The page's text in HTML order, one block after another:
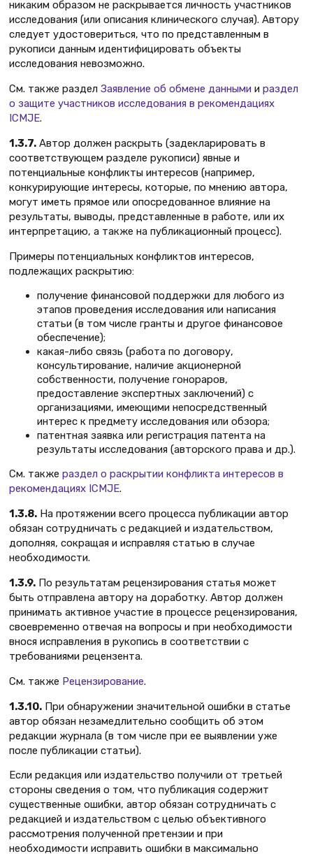
никаким образом не раскрывается личность участников
исследования (или описания клинического случая). Автору
следует удостовериться, что по представленным в
рукописи данным идентифицировать объекты
исследования невозможно.
См. также раздел Заявление об обмене данными и раздел
о защите участников исследования в рекомендациях
ICMJE.
1.3.7. Автор должен раскрыть (задекларировать в
соответствующем разделе рукописи) явные и
потенциальные конфликты интересов (например,
конкурирующие интересы, которые, по мнению автора,
могут иметь прямое или опосредованное влияние на
результаты, выводы, представленные в работе, или их
интерпретацию, а также на публикационный процесс).
Примеры потенциальных конфликтов интересов,
подлежащих раскрытию:
получение финансовой поддержки для любого из
этапов проведения исследования или написания
статьи (в том числе гранты и другое финансовое
обеспечение);
какая-либо связь (работа по договору,
консультирование, наличие акционерной
собственности, получение гонораров,
предоставление экспертных заключений) с
организациями, имеющими непосредственный
интерес к предмету исследования или обзора;
патентная заявка или регистрация патента на
результаты исследования (авторского права и др.).
См. также раздел о раскрытии конфликта интересов в
рекомендациях ICMJE.
1.3.8. На протяжении всего процесса публикации автор
обязан сотрудничать с редакцией и издательством,
дополняя, сокращая и исправляя статью в случае
необходимости.
1.3.9. По результатам рецензирования статья может
быть отправлена автору на доработку. Автор должен
принимать активное участие в процессе рецензирования,
своевременно отвечая на вопросы и при необходимости
внося исправления в рукопись в соответствии с
требованиями рецензента.
См. также Рецензирование.
1.3.10. При обнаружении значительной ошибки в статье
автор обязан незамедлительно сообщить об этом
редакции журнала (в том числе при ее выявлении уже
после публикации статьи).
Если редакция или издательство получили от третьей
стороны сведения о том, что публикация содержит
существенные ошибки, автор обязан сотрудничать с
редакцией и издательством с целью объективного
рассмотрения полученной претензии и при
необходимости исправить ошибки в максимально